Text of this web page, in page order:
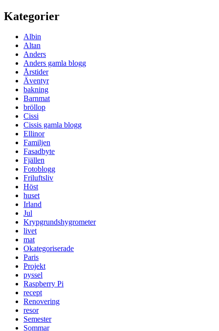
Kategorier
Albin
Altan
Anders
Anders gamla blogg
Årstider
Äventyr
bakning
Barnmat
bröllop
Cissi
Cissis gamla blogg
Ellinor
Familjen
Fasadbyte
Fjällen
Fotoblogg
Friluftsliv
Höst
huset
Irland
Jul
Krypgrundshygrometer
livet
mat
Okategoriserade
Paris
Projekt
pyssel
Raspberry Pi
recept
Renovering
resor
Semester
Sommar